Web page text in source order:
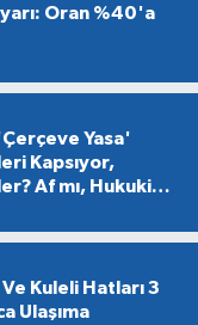
Oran %40'a
Yasa'
Kapsıyor,
Af mı, Hukuki
Kuleli Hatları 3
Ulaşıma